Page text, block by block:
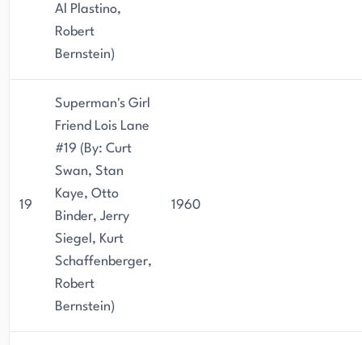
Al Plastino,
Robert
Bernstein)
19
Superman's Girl
Friend Lois Lane
#19 (By: Curt
Swan, Stan
Kaye, Otto
Binder, Jerry
Siegel, Kurt
Schaffenberger,
Robert
Bernstein)
1960